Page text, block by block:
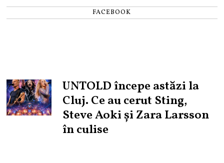
FACEBOOK
UNTOLD începe astăzi la
Cluj. Ce au cerut Sting,
Steve Aoki și Zara Larsson
în culise